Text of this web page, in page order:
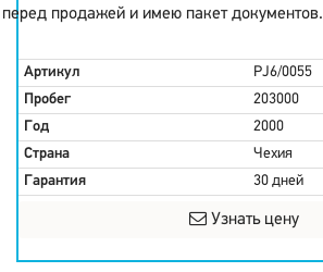
перед продажей и имею пакет документов.
Артикул
PJ6/0055
Пробег
203000
Год
2000
Страна
Чехия
Гарантия
30 дней
Узнать цену